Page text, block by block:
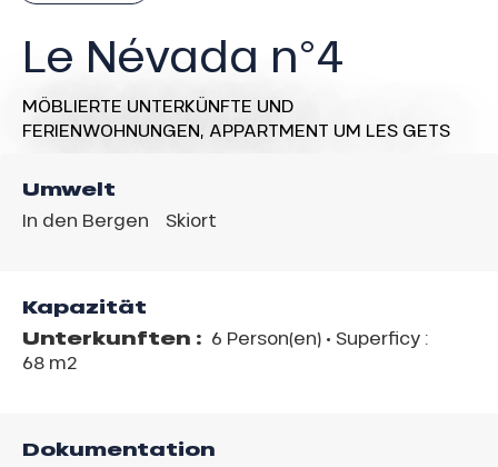
Le Névada n°4
MÖBLIERTE UNTERKÜNFTE UND
FERIENWOHNUNGEN, APPARTMENT UM LES GETS
Umwelt
In den Bergen Skiort
Kapazität
Unterkunften : 6 Person(en) • Superficy :
68 m2
Dokumentation